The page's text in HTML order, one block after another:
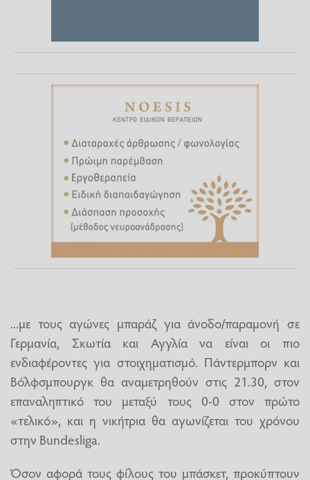
...με τους αγώνες μπαράζ για άνοδο/παραμονή σε
Γερμανία, Σκωτία και Αγγλία να είναι οι πιο
ενδιαφέροντες για στοιχηματισμό. Πάντερμπορν και
Βόλφσμπουργκ θα αναμετρηθούν στις 21.30, στον
επαναληπτικό του μεταξύ τους 0-0 στον πρώτο
«τελικό», και η νικήτρια θα αγωνίζεται του χρόνου
στην Bundesliga.
Όσον αφορά τους φίλους του μπάσκετ, προκύπτουν